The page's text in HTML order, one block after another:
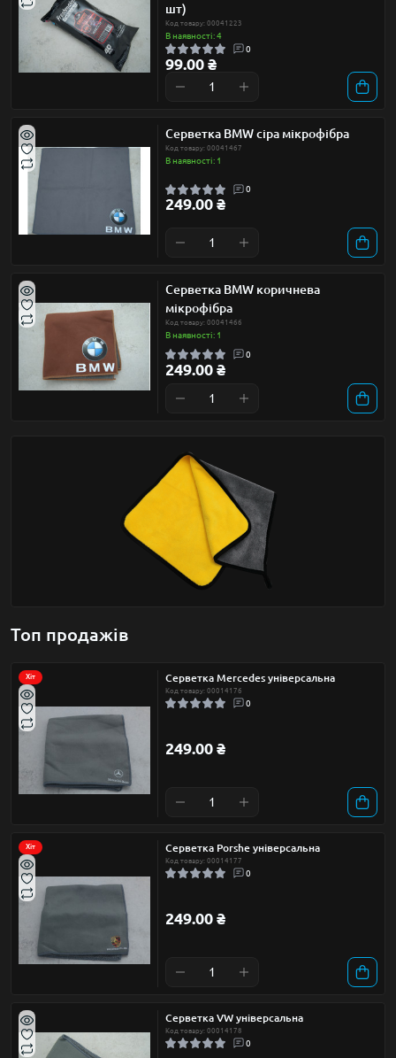
шт)
Код товару: 00041223
В наявності: 4
0
99.00 ₴
Серветка BMW сіра мікрофібра
Код товару: 00041467
В наявності: 1
0
249.00 ₴
Серветка BMW коричнева
мікрофібра
Код товару: 00041466
В наявності: 1
0
249.00 ₴
Топ продажів
Хіт Серветка Mercedes універсальна
Код товару: 00014176
0
249.00 ₴
Хіт Серветка Porshe універсальна
Код товару: 00014177
0
249.00 ₴
Серветка VW універсальна
Код товару: 00014178
0